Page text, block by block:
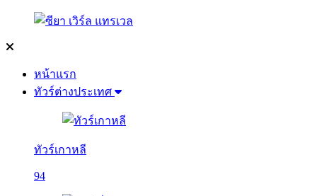
หน้าแรก
ทัวร์ต่างประเทศ
ทัวร์เกาหลี
94